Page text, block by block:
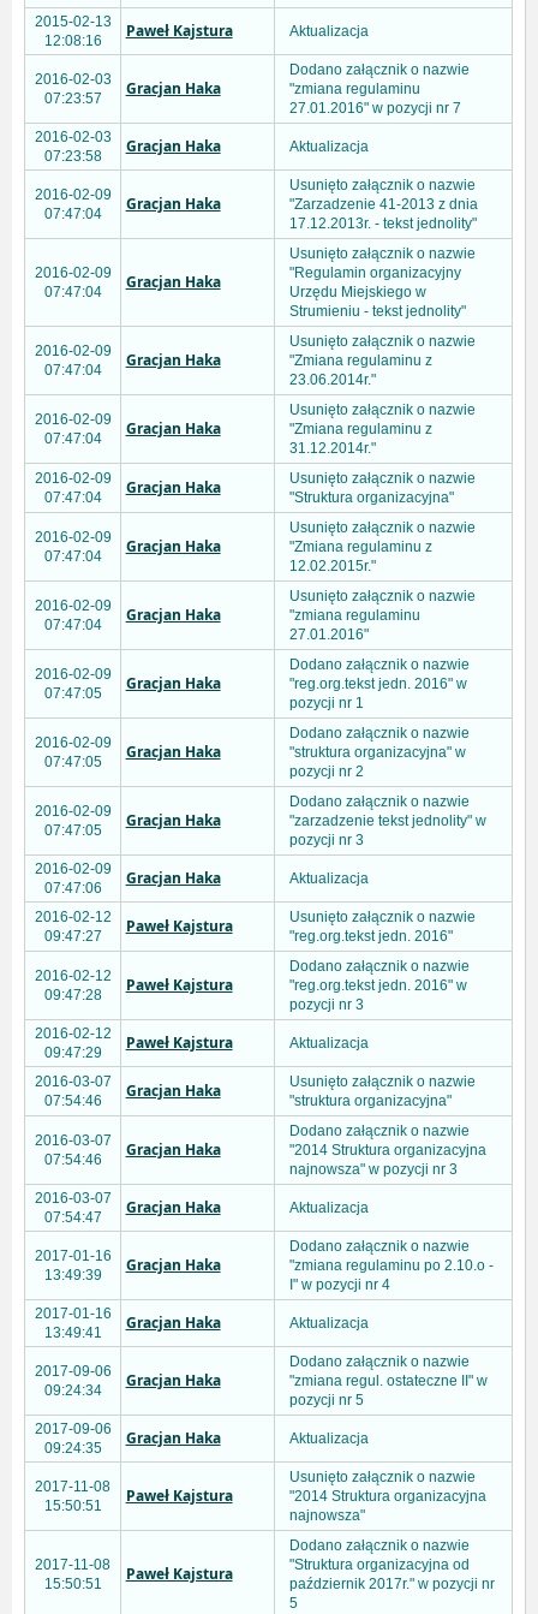
2015-02-13
12:08:16
Paweł Kajstura Aktualizacja
2016-02-03
07:23:57
Gracjan Haka
Dodano załącznik o nazwie
"zmiana regulaminu
27.01.2016" w pozycji nr 7
2016-02-03
07:23:58
Gracjan Haka Aktualizacja
2016-02-09
07:47:04
Gracjan Haka
Usunięto załącznik o nazwie
"Zarzadzenie 41-2013 z dnia
17.12.2013r. - tekst jednolity"
2016-02-09
07:47:04
Gracjan Haka
Usunięto załącznik o nazwie
"Regulamin organizacyjny
Urzędu Miejskiego w
Strumieniu - tekst jednolity"
2016-02-09
07:47:04
Gracjan Haka
Usunięto załącznik o nazwie
"Zmiana regulaminu z
23.06.2014r."
2016-02-09
07:47:04
Gracjan Haka
Usunięto załącznik o nazwie
"Zmiana regulaminu z
31.12.2014r."
2016-02-09
07:47:04
Gracjan Haka
Usunięto załącznik o nazwie
"Struktura organizacyjna"
2016-02-09
07:47:04
Gracjan Haka
Usunięto załącznik o nazwie
"Zmiana regulaminu z
12.02.2015r."
2016-02-09
07:47:04
Gracjan Haka
Usunięto załącznik o nazwie
"zmiana regulaminu
27.01.2016"
2016-02-09
07:47:05
Gracjan Haka
Dodano załącznik o nazwie
"reg.org.tekst jedn. 2016" w
pozycji nr 1
2016-02-09
07:47:05
Gracjan Haka
Dodano załącznik o nazwie
"struktura organizacyjna" w
pozycji nr 2
2016-02-09
07:47:05
Gracjan Haka
Dodano załącznik o nazwie
"zarzadzenie tekst jednolity" w
pozycji nr 3
2016-02-09
07:47:06
Gracjan Haka Aktualizacja
2016-02-12
09:47:27
Paweł Kajstura
Usunięto załącznik o nazwie
"reg.org.tekst jedn. 2016"
2016-02-12
09:47:28
Paweł Kajstura
Dodano załącznik o nazwie
"reg.org.tekst jedn. 2016" w
pozycji nr 3
2016-02-12
09:47:29
Paweł Kajstura Aktualizacja
2016-03-07
07:54:46
Gracjan Haka
Usunięto załącznik o nazwie
"struktura organizacyjna"
2016-03-07
07:54:46
Gracjan Haka
Dodano załącznik o nazwie
"2014 Struktura organizacyjna
najnowsza" w pozycji nr 3
2016-03-07
07:54:47
Gracjan Haka Aktualizacja
2017-01-16
13:49:39
Gracjan Haka
Dodano załącznik o nazwie
"zmiana regulaminu po 2.10.o -
I" w pozycji nr 4
2017-01-16
13:49:41
Gracjan Haka Aktualizacja
2017-09-06
09:24:34
Gracjan Haka
Dodano załącznik o nazwie
"zmiana regul. ostateczne II" w
pozycji nr 5
2017-09-06
09:24:35
Gracjan Haka Aktualizacja
2017-11-08
15:50:51
Paweł Kajstura
Usunięto załącznik o nazwie
"2014 Struktura organizacyjna
najnowsza"
2017-11-08
15:50:51
Paweł Kajstura
Dodano załącznik o nazwie
"Struktura organizacyjna od
październik 2017r." w pozycji nr
5